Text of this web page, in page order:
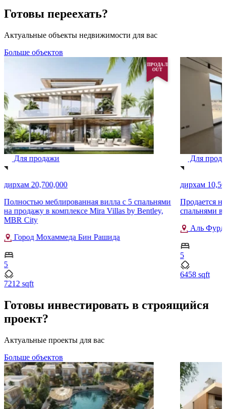
Готовы переехать?
Актуальные объекты недвижимости для вас
Больше объектов
ПРОДАЛ
OUT
Для продажи
дирхам 20,700,000
Полностью меблированная вилла с 5 спальнями
на продажу в комплексе Mira Villas by Bentley,
MBR City
Город Мохаммеда Бин Рашида
5
7212 sqft
Для
дирхам
Продается
спальнями
Аль
5
6458 sqft
Готовы инвестировать в строящийся
проект?
Актуальные проекты для вас
Больше объектов